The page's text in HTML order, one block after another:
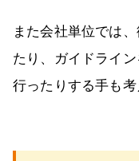
また会社単位では
たり、ガイドライ
行ったりする手も考